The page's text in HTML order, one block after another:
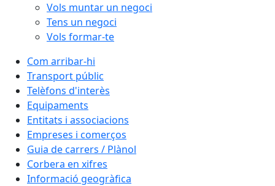
Vols muntar un negoci
Tens un negoci
Vols formar-te
Com arribar-hi
Transport públic
Telèfons d'interès
Equipaments
Entitats i associacions
Empreses i comerços
Guia de carrers / Plànol
Corbera en xifres
Informació geogràfica